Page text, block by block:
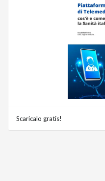
Scaricalo gratis!